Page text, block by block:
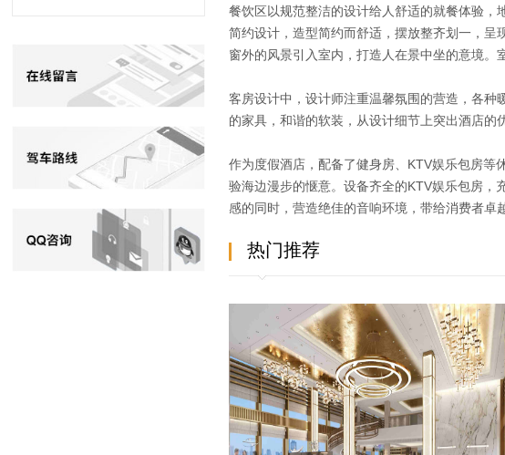
餐饮区以规范整洁的设计给人舒适的就餐体验，
简约设计，造型简约而舒适，摆放整齐划一，
窗外的风景引入室内，打造人在景中坐的意境。
客房设计中，设计师注重温馨氛围的营造，各
的家具，和谐的软装，从设计细节上突出酒店的
作为度假酒店，配备了健身房、KTV娱乐包房等
验海边漫步的惬意。设备齐全的KTV娱乐包房，
感的同时，营造绝佳的音响环境，带给消费者卓
热门推荐